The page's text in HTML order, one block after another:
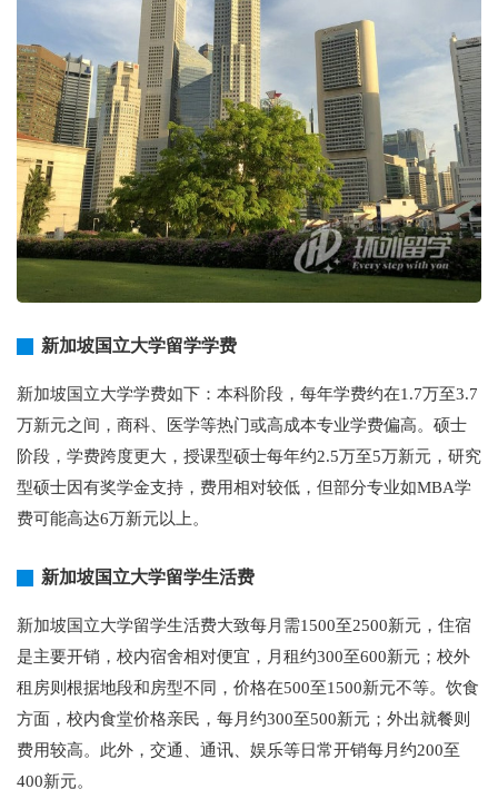
新加坡国立大学留学学费
新加坡国立大学学费如下：本科阶段，每年学费约在1.7万至3.7
万新元之间，商科、医学等热门或高成本专业学费偏高。硕士
阶段，学费跨度更大，授课型硕士每年约2.5万至5万新元，研究
型硕士因有奖学金支持，费用相对较低，但部分专业如MBA学
费可能高达6万新元以上。
新加坡国立大学留学生活费
新加坡国立大学留学生活费大致每月需1500至2500新元，住宿
是主要开销，校内宿舍相对便宜，月租约300至600新元；校外
租房则根据地段和房型不同，价格在500至1500新元不等。饮食
方面，校内食堂价格亲民，每月约300至500新元；外出就餐则
费用较高。此外，交通、通讯、娱乐等日常开销每月约200至
400新元。